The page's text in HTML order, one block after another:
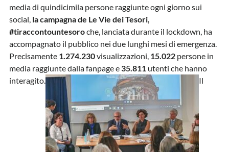
media di quindicimila persone raggiunte ogni giorno sui
social, la campagna de Le Vie dei Tesori,
#tiraccontountesoroche, lanciata durante il lockdown, ha
accompagnato il pubblico nei due lunghi mesi di emergenza.
Precisamente 1.274.230visualizzazioni, 15.022persone in
media raggiunte dalla fanpage e 35.811utenti che hanno
interagito.
Il